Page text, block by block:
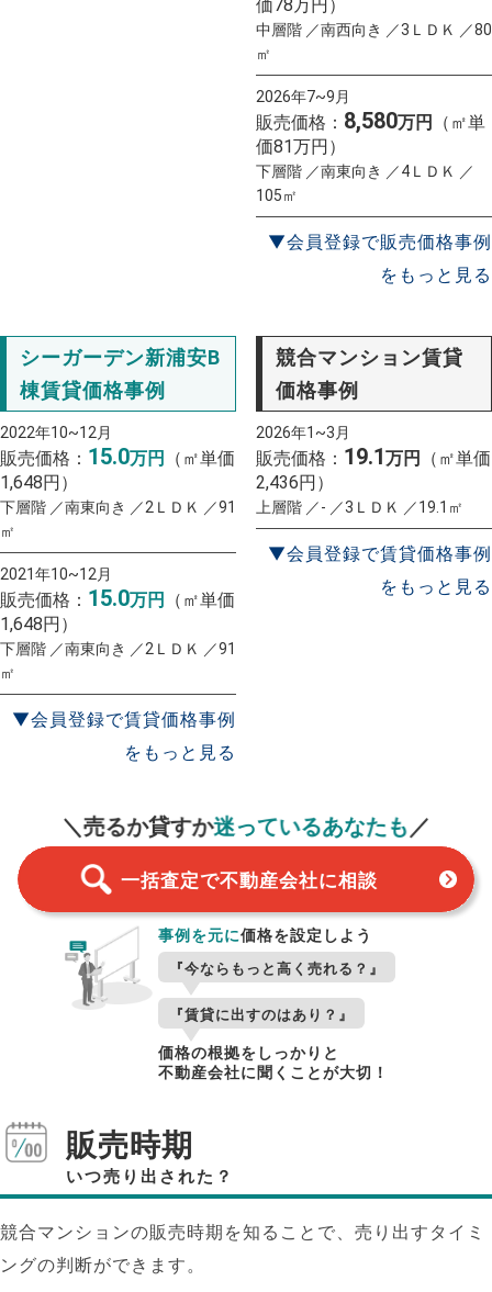
価78万円）
中層階 ／南西向き ／3ＬＤＫ ／80
㎡
2026年7~9月
販売価格： 8,580万円
（㎡単
価81万円）
下層階 ／南東向き ／4ＬＤＫ ／
105㎡
▼会員登録で販売価格事例
をもっと見る
シーガーデン新浦安B
棟賃貸価格事例
2022年10~12月
販売価格： 15.0万円
（㎡単価
1,648円）
下層階 ／南東向き ／2ＬＤＫ ／91
㎡
2021年10~12月
販売価格： 15.0万円
（㎡単価
1,648円）
下層階 ／南東向き ／2ＬＤＫ ／91
㎡
▼会員登録で賃貸価格事例
をもっと見る
競合マンション賃貸
価格事例
2026年1~3月
販売価格： 19.1万円
（㎡単価
2,436円）
上層階 ／- ／3ＬＤＫ ／19.1㎡
▼会員登録で賃貸価格事例
をもっと見る
＼売るか貸すか迷っているあなたも／
一括査定で不動産会社に相談
事例を元に価格を設定しよう
『今ならもっと高く売れる？』
『賃貸に出すのはあり？』
価格の根拠をしっかりと
不動産会社に聞くことが大切！
販売時期
いつ売り出された？
競合マンションの販売時期を知ることで、売り出すタイミ
ングの判断ができます。